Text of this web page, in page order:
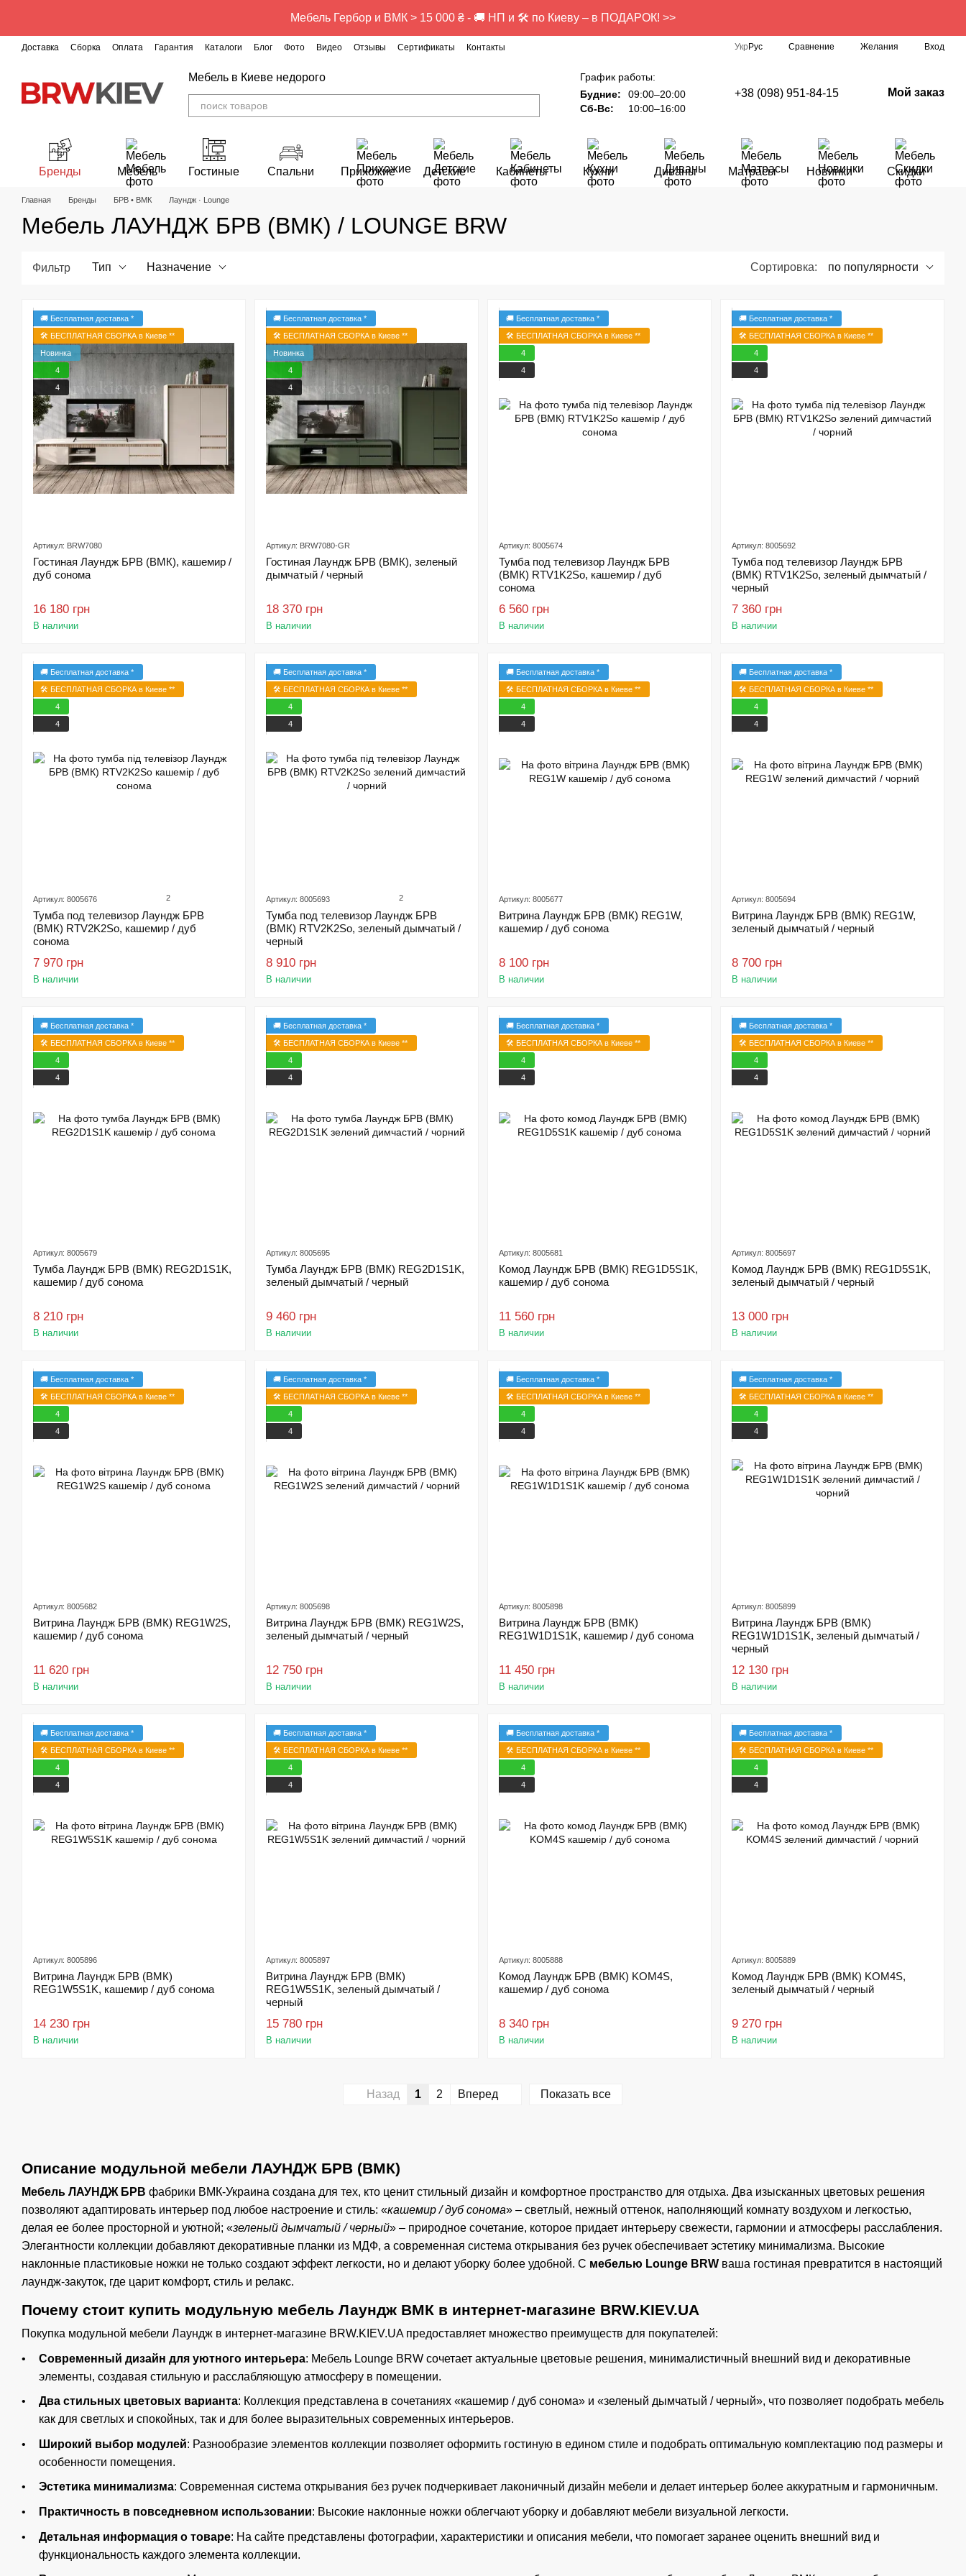
Мебель Гербор и ВМК > 15 000 ₴ - 🚚 НП и 🛠️ по Киеву – в ПОДАРОК! >>
Доставка Сборка Оплата Гарантия Каталоги Блог Фото Видео Отзывы Сертификаты Контакты Укр Рус Сравнение Желания Вход
Мебель в Киеве недорого
График работы:
Будние:
09:00–20:00
Сб-Вс:
10:00–16:00
+38 (098) 951-84-15 Мой заказ
Бренды Мебель Гостиные Спальни Прихожие Детские Кабинеты Кухни Диваны Матрасы Новинки Скидки
Главная Бренды БРВ • ВМК Лаундж · Lounge
Мебель ЛАУНДЖ БРВ (ВМК) / LOUNGE BRW
Фильтр Тип Назначение Сортировка: по популярности
Описание модульной мебели ЛАУНДЖ БРВ (ВМК)
Мебель ЛАУНДЖ БРВ фабрики ВМК-Украина создана для тех, кто ценит стильный дизайн и комфортное пространство для отдыха. Два изысканных цветовых решения
позволяют адаптировать интерьер под любое настроение и стиль: «кашемир / дуб сонома» – светлый, нежный оттенок, наполняющий комнату воздухом и легкостью,
делая ее более просторной и уютной; «зеленый дымчатый / черный» – природное сочетание, которое придает интерьеру свежести, гармонии и атмосферы расслабления.
Элегантности коллекции добавляют декоративные планки из МДФ, а современная система открывания без ручек обеспечивает эстетику минимализма. Высокие
наклонные пластиковые ножки не только создают эффект легкости, но и делают уборку более удобной. С мебелью Lounge BRW ваша гостиная превратится в настоящий
лаундж-закуток, где царит комфорт, стиль и релакс.
Почему стоит купить модульную мебель Лаундж ВМК в интернет-магазине BRW.KIEV.UA
Покупка модульной мебели Лаундж в интернет-магазине BRW.KIEV.UA предоставляет множество преимуществ для покупателей:
Современный дизайн для уютного интерьера: Мебель Lounge BRW сочетает актуальные цветовые решения, минималистичный внешний вид и декоративные
элементы, создавая стильную и расслабляющую атмосферу в помещении.
Два стильных цветовых варианта: Коллекция представлена в сочетаниях «кашемир / дуб сонома» и «зеленый дымчатый / черный», что позволяет подобрать мебель
как для светлых и спокойных, так и для более выразительных современных интерьеров.
Широкий выбор модулей: Разнообразие элементов коллекции позволяет оформить гостиную в едином стиле и подобрать оптимальную комплектацию под размеры и
особенности помещения.
Эстетика минимализма: Современная система открывания без ручек подчеркивает лаконичный дизайн мебели и делает интерьер более аккуратным и гармоничным.
Практичность в повседневном использовании: Высокие наклонные ножки облегчают уборку и добавляют мебели визуальной легкости.
Детальная информация о товаре: На сайте представлены фотографии, характеристики и описания мебели, что помогает заранее оценить внешний вид и
функциональность каждого элемента коллекции.
🚚 Бесплатная доставка *
🛠️ БЕСПЛАТНАЯ СБОРКА в Киеве **
Новинка
4
4
Артикул: BRW7080
Гостиная Лаундж БРВ (ВМК), кашемир /
дуб сонома
16 180 грн
В наличии
🚚 Бесплатная доставка *
🛠️ БЕСПЛАТНАЯ СБОРКА в Киеве **
Новинка
4
4
Артикул: BRW7080-GR
Гостиная Лаундж БРВ (ВМК), зеленый
дымчатый / черный
18 370 грн
В наличии
🚚 Бесплатная доставка *
🛠️ БЕСПЛАТНАЯ СБОРКА в Киеве **
4
4
Артикул: 8005674
Тумба под телевизор Лаундж БРВ
(ВМК) RTV1K2So, кашемир / дуб
сонома
6 560 грн
В наличии
🚚 Бесплатная доставка *
🛠️ БЕСПЛАТНАЯ СБОРКА в Киеве **
4
4
Артикул: 8005692
Тумба под телевизор Лаундж БРВ
(ВМК) RTV1K2So, зеленый дымчатый /
черный
7 360 грн
В наличии
🚚 Бесплатная доставка *
🛠️ БЕСПЛАТНАЯ СБОРКА в Киеве **
4
4
Артикул: 8005676 2
Тумба под телевизор Лаундж БРВ
(ВМК) RTV2K2So, кашемир / дуб
сонома
7 970 грн
В наличии
🚚 Бесплатная доставка *
🛠️ БЕСПЛАТНАЯ СБОРКА в Киеве **
4
4
Артикул: 8005693 2
Тумба под телевизор Лаундж БРВ
(ВМК) RTV2K2So, зеленый дымчатый /
черный
8 910 грн
В наличии
🚚 Бесплатная доставка *
🛠️ БЕСПЛАТНАЯ СБОРКА в Киеве **
4
4
Артикул: 8005677
Витрина Лаундж БРВ (ВМК) REG1W,
кашемир / дуб сонома
8 100 грн
В наличии
🚚 Бесплатная доставка *
🛠️ БЕСПЛАТНАЯ СБОРКА в Киеве **
4
4
Артикул: 8005694
Витрина Лаундж БРВ (ВМК) REG1W,
зеленый дымчатый / черный
8 700 грн
В наличии
🚚 Бесплатная доставка *
🛠️ БЕСПЛАТНАЯ СБОРКА в Киеве **
4
4
Артикул: 8005679
Тумба Лаундж БРВ (ВМК) REG2D1S1K,
кашемир / дуб сонома
8 210 грн
В наличии
🚚 Бесплатная доставка *
🛠️ БЕСПЛАТНАЯ СБОРКА в Киеве **
4
4
Артикул: 8005695
Тумба Лаундж БРВ (ВМК) REG2D1S1K,
зеленый дымчатый / черный
9 460 грн
В наличии
🚚 Бесплатная доставка *
🛠️ БЕСПЛАТНАЯ СБОРКА в Киеве **
4
4
Артикул: 8005681
Комод Лаундж БРВ (ВМК) REG1D5S1K,
кашемир / дуб сонома
11 560 грн
В наличии
🚚 Бесплатная доставка *
🛠️ БЕСПЛАТНАЯ СБОРКА в Киеве **
4
4
Артикул: 8005697
Комод Лаундж БРВ (ВМК) REG1D5S1K,
зеленый дымчатый / черный
13 000 грн
В наличии
🚚 Бесплатная доставка *
🛠️ БЕСПЛАТНАЯ СБОРКА в Киеве **
4
4
Артикул: 8005682
Витрина Лаундж БРВ (ВМК) REG1W2S,
кашемир / дуб сонома
11 620 грн
В наличии
🚚 Бесплатная доставка *
🛠️ БЕСПЛАТНАЯ СБОРКА в Киеве **
4
4
Артикул: 8005698
Витрина Лаундж БРВ (ВМК) REG1W2S,
зеленый дымчатый / черный
12 750 грн
В наличии
🚚 Бесплатная доставка *
🛠️ БЕСПЛАТНАЯ СБОРКА в Киеве **
4
4
Артикул: 8005898
Витрина Лаундж БРВ (ВМК)
REG1W1D1S1K, кашемир / дуб сонома
11 450 грн
В наличии
🚚 Бесплатная доставка *
🛠️ БЕСПЛАТНАЯ СБОРКА в Киеве **
4
4
Артикул: 8005899
Витрина Лаундж БРВ (ВМК)
REG1W1D1S1K, зеленый дымчатый /
черный
12 130 грн
В наличии
🚚 Бесплатная доставка *
🛠️ БЕСПЛАТНАЯ СБОРКА в Киеве **
4
4
Артикул: 8005896
Витрина Лаундж БРВ (ВМК)
REG1W5S1K, кашемир / дуб сонома
14 230 грн
В наличии
🚚 Бесплатная доставка *
🛠️ БЕСПЛАТНАЯ СБОРКА в Киеве **
4
4
Артикул: 8005897
Витрина Лаундж БРВ (ВМК)
REG1W5S1K, зеленый дымчатый /
черный
15 780 грн
В наличии
🚚 Бесплатная доставка *
🛠️ БЕСПЛАТНАЯ СБОРКА в Киеве **
4
4
Артикул: 8005888
Комод Лаундж БРВ (ВМК) KOM4S,
кашемир / дуб сонома
8 340 грн
В наличии
🚚 Бесплатная доставка *
🛠️ БЕСПЛАТНАЯ СБОРКА в Киеве **
4
4
Артикул: 8005889
Комод Лаундж БРВ (ВМК) KOM4S,
зеленый дымчатый / черный
9 270 грн
В наличии
Назад 1 2 Вперед Показать все